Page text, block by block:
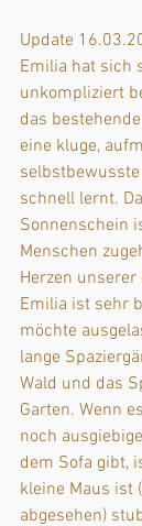
Update
Emilia hat sich
unkompliziert
das
eine kluge,
schnell lernt.
Sonnenschein
Menschen
Herzen
Emilia ist sehr
möchte
lange
Wald und das
Garten. Wenn
noch
dem Sofa gibt,
kleine Maus ist
abgesehen)